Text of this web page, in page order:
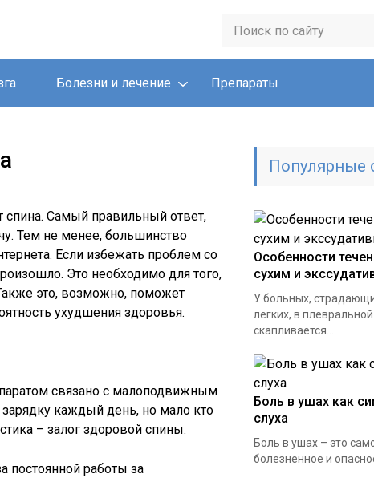
Болезни и лечение Препараты
спина. Самый правильный ответ,
Тем не менее, большинство
Если избежать проблем со
Это необходимо для того,
это, возможно, поможет
ухудшения здоровья.
связано с малоподвижным
каждый день, но мало кто
– залог здоровой спины.
постоянной работы за
Популярные
Особенности
сухим и
У больных,
легких, в
скапливается...
Боль в ушах как
слуха
Боль в ушах – это
болезненное и